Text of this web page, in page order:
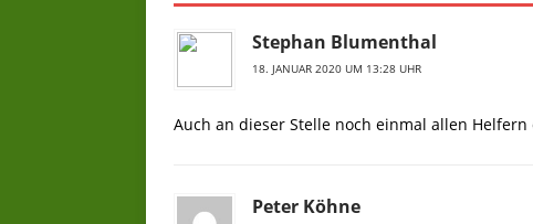
Stephan Blumenthal
18. JANUAR 2020 UM 13:28 UHR
Auch an dieser Stelle noch einmal allen
Peter Köhne